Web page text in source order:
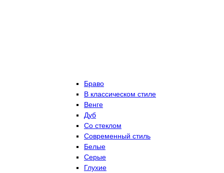
Браво
В классическом стиле
Венге
Дуб
Со стеклом
Современный стиль
Белые
Серые
Глухие